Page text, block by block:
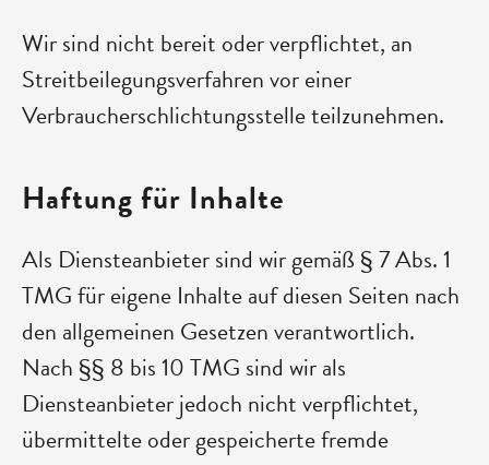
Wir sind nicht bereit oder verpflichtet, an
Streitbeilegungsverfahren vor einer
Verbraucherschlichtungsstelle teilzunehmen.
Haftung für Inhalte
Als Diensteanbieter sind wir gemäß § 7 Abs. 1
TMG für eigene Inhalte auf diesen Seiten nach
den allgemeinen Gesetzen verantwortlich.
Nach §§ 8 bis 10 TMG sind wir als
Diensteanbieter jedoch nicht verpflichtet,
übermittelte oder gespeicherte fremde